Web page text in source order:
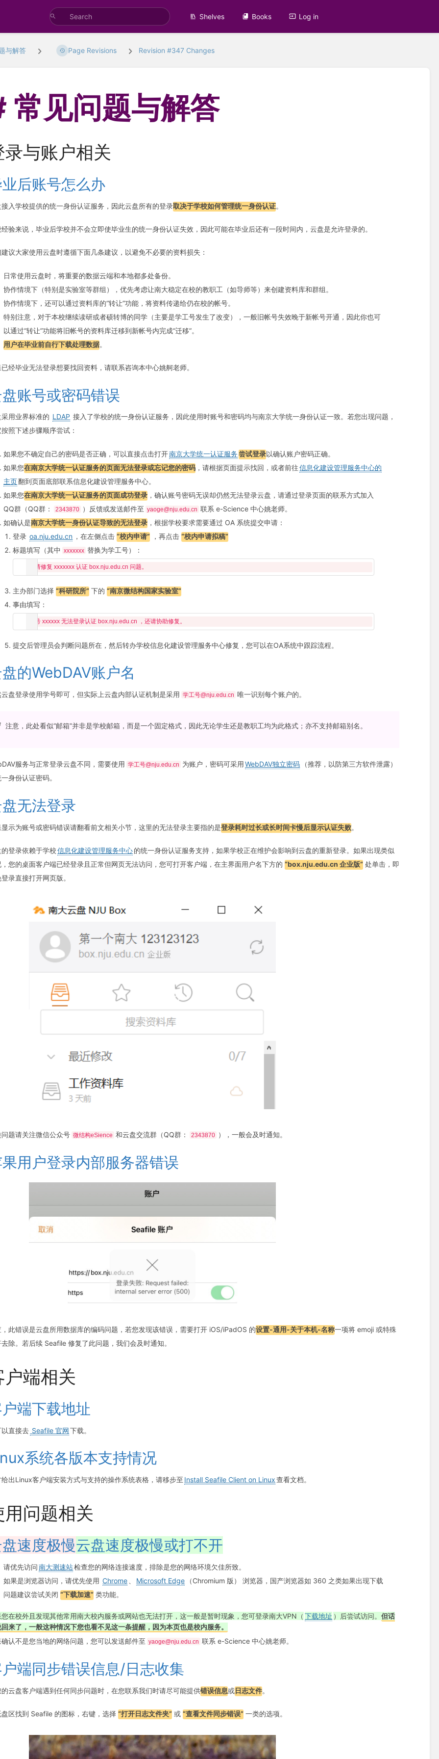
Shelves Books Log in
与解答 Page Revisions Revision #347 Changes
常见问题与解答
录与账户相关
后账号怎么办
接入学校提供的统一身份认证服务，因此云盘所有的登录取决于学校如何管理统一身份认证。
验来说，毕业后学校并不会立即使毕业生的统一身份认证失效，因此可能在毕业后还有一段时间内，云盘是允许登录的。
议大家使用云盘时遵循下面几条建议，以避免不必要的资料损失：
日常使用云盘时，将重要的数据云端和本地都多处备份。
协作情境下（特别是实验室等群组），优先考虑让南大稳定在校的教职工（如导师等）来创建资料库和群组。
协作情境下，还可以通过资料库的“转让”功能，将资料传递给仍在校的帐号。
特别注意，对于本校继续读研或者硕转博的同学（主要是学工号发生了改变），一般旧帐号失效晚于新帐号开通，因此你也可
以通过“转让”功能将旧帐号的资料库迁移到新帐号内完成“迁移”。
用户在毕业前自行下载处理数据。
经毕业无法登录想要找回资料，请联系咨询本中心姚舸老师。
账号或密码错误
用业界标准的 LDAP 接入了学校的统一身份认证服务，因此使用时账号和密码均与南京大学统一身份认证一致。若您出现问题，
照下述步骤顺序尝试：
如果您不确定自己的密码是否正确，可以直接点击打开南京大学统一认证服务尝试登录以确认账户密码正确。
如果您在南京大学统一认证服务的页面无法登录或忘记您的密码 ，请根据页面提示找回，或者前往信息化建设管理服务中心的
主页翻到页面底部联系信息化建设管理服务中心。
如果您在南京大学统一认证服务的页面成功登录 ，确认账号密码无误却仍然无法登录云盘，请通过登录页面的联系方式加入
QQ群（QQ群：
2343870 ）反馈或发送邮件至 yaoge@nju.edu.cn 联系 e-Science 中心姚老师。
如确认是南京大学统一身份认证导致的无法登录 ，根据学校要求需要通过 OA 系统提交申请：
登录 oa.nju.edu.cn ，在左侧点击“校内申请” ，再点击“校内申请拟稿”
标题填写（其中
xxxxxxx 替换为学工号）：
主办部门选择“科研院所” 下的“南京微结构国家实验室”
事由填写：
提交后管理员会判断问题所在，然后转办学校信息化建设管理服务中心修复，您可以在OA系统中跟踪流程。
的WebDAV账户名
云盘登录使用学号即可，但实际上云盘内部认证机制是采用 学工号@nju.edu.cn 唯一识别每个账户的。
注意，此处看似“邮箱”并非是学校邮箱，而是一个固定格式，因此无论学生还是教职工均为此格式；亦不支持邮箱别名。
服务与正常登录云盘不同，需要使用 学工号@nju.edu.cn 为账户，密码可采用WebDAV独立密码
（推荐，以防第三方软件泄露）
身份认证密码。
无法登录
显示为账号或密码错误请翻看前文相关小节，这里的无法登录主要指的是登录耗时过长或长时间卡慢后显示认证失败。
登录依赖于学校信息化建设管理服务中心的统一身份认证服务支持，如果学校正在维护会影响到云盘的重新登录。如果出现类似
，您的桌面客户端已经登录且正常但网页无法访问，您可打开客户端，在主界面用户名下方的“box.nju.edu.cn 企业版” 处单击，即
录直接打开网页版。
问题请关注微信公众号 微结构eSience 和云盘交流群（QQ群： 2343870 ），一般会及时通知。
用户登录内部服务器错误
，此错误是云盘所用数据库的编码问题，若您发现该错误，需要打开 iOS/iPadOS 的设置-通用-关于本机-名称一项将 emoji 或特殊
除。若后续 Seafile 修复了此问题，我们会及时通知。
户端相关
端下载地址
以直接去 Seafile 官网下载。
系统各版本支持情况
给出Linux客户端安装方式与支持的操作系统表格，请移步至 Install Seafile Client on Linux查看文档。
用问题相关
速度极慢云盘速度极慢或打不开
请优先访问南大测速站检查您的网络连接速度，排除是您的网络环境欠佳所致。
如果是浏览器访问，请优先使用 Chrome Microsoft Edge
（Chromium 版） 浏览器，国产浏览器如 360 之类如果出现下载
问题建议尝试关闭“下载加速” 类功能。
您在校外且发现其他常用南大校内服务或网站也无法打开，这一般是暂时现象，您可登录南大VPN（ 下载地址 ）后尝试访问。但话
来了，一般这种情况下您也看不见这一条提醒，因为本页也是校内服务。
确认不是您当地的网络问题，您可以发送邮件至 yaoge@nju.edu.cn 联系 e-Science 中心姚老师。
端同步错误信息/日志收集
的云盘客户端遇到任何同步问题时，在您联系我们时请尽可能提供错误信息或日志文件。
盘区找到 Seafile 的图标，右键，选择“打开日志文件夹” 或“查看文件同步错误” 一类的选项。